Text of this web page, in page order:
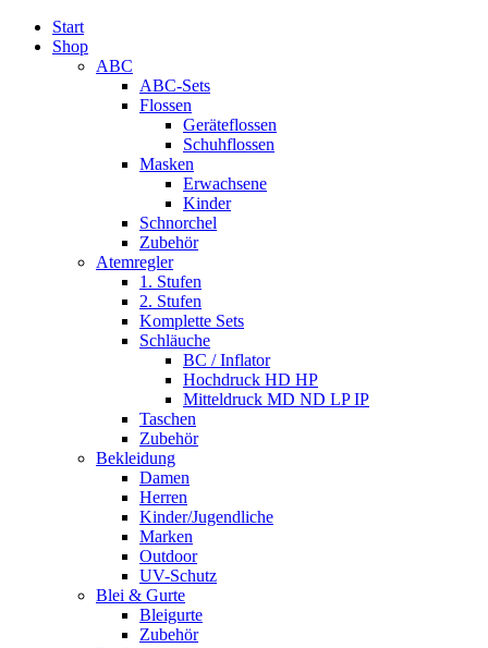
Start
Shop
ABC
ABC-Sets
Flossen
Geräteflossen
Schuhflossen
Masken
Erwachsene
Kinder
Schnorchel
Zubehör
Atemregler
1. Stufen
2. Stufen
Komplette Sets
Schläuche
BC / Inflator
Hochdruck HD HP
Mitteldruck MD ND LP IP
Taschen
Zubehör
Bekleidung
Damen
Herren
Kinder/Jugendliche
Marken
Outdoor
UV-Schutz
Blei & Gurte
Bleigurte
Zubehör